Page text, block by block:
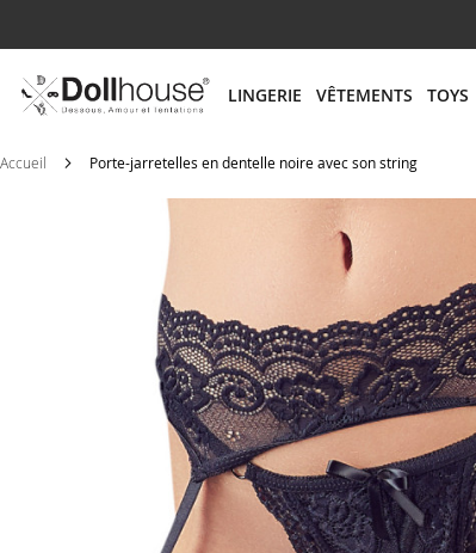
LINGERIE VÊTEMENTS TOYS
# ENTREZ AU MOINS 3 CARACTÈRES
Accueil Porte-jarretelles en dentelle noire avec son string